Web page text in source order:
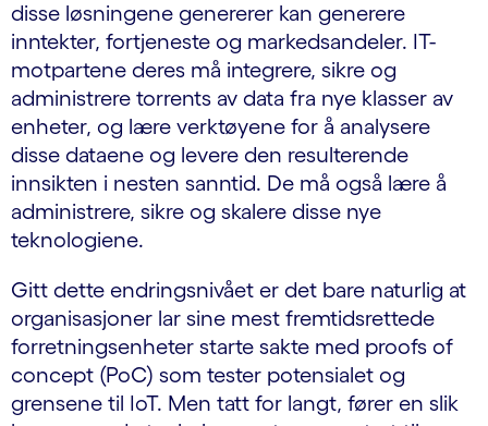
disse løsningene genererer kan generere
inntekter, fortjeneste og markedsandeler. IT-
motpartene deres må integrere, sikre og
administrere torrents av data fra nye klasser av
enheter, og lære verktøyene for å analysere
disse dataene og levere den resulterende
innsikten i nesten sanntid. De må også lære å
administrere, sikre og skalere disse nye
teknologiene.
Gitt dette endringsnivået er det bare naturlig at
organisasjoner lar sine mest fremtidsrettede
forretningsenheter starte sakte med proofs of
concept (PoC) som tester potensialet og
grensene til IoT. Men tatt for langt, fører en slik